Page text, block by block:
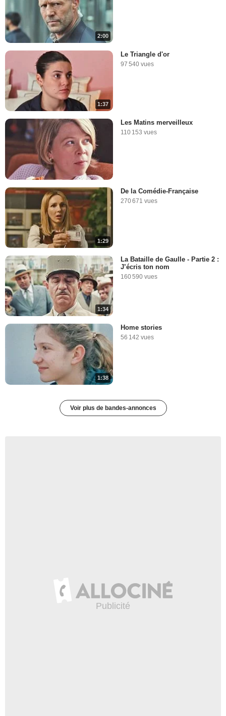
2:00
1:37
Le Triangle d'or
97 540 vues
Les Matins merveilleux
110 153 vues
1:29
De la Comédie-Française
270 671 vues
1:34
La Bataille de Gaulle - Partie 2 :
J’écris ton nom
160 590 vues
1:38
Home stories
56 142 vues
Voir plus de bandes-annonces